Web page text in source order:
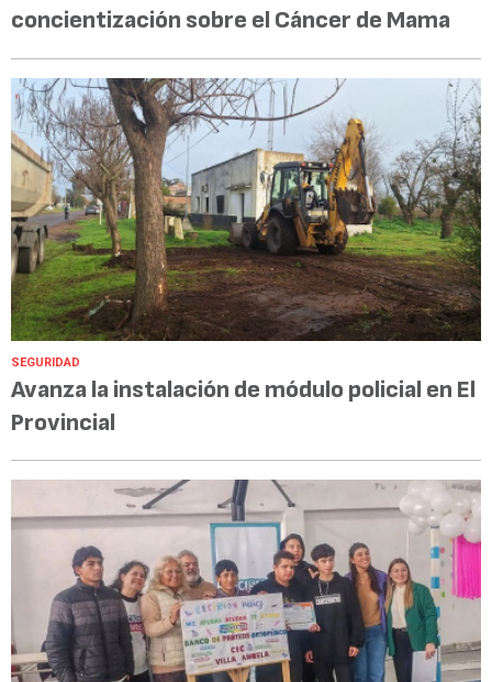
concientización sobre el Cáncer de Mama
SEGURIDAD
Avanza la instalación de módulo policial en El
Provincial